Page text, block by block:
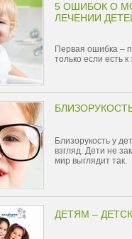
5 ОШИБОК О
ЛЕЧЕНИИ
Первая ошибка –
только если есть
Близорукость у
взгляд. Дети не
мир выглядит так.
ДЕТЯМ –